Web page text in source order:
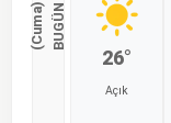
B
U
G
Ü
N
(
C
u
m
a
)
26°
Açık